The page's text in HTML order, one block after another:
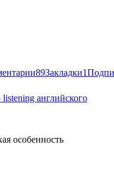
89Закладки1
английского
особенность